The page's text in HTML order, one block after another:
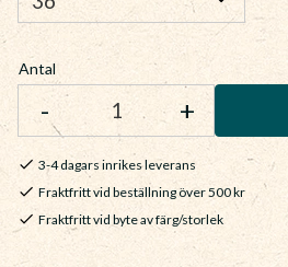
Antal
+
-
3-4 dagars inrikes leverans
Fraktfritt vid beställning över 500 kr
Fraktfritt vid byte av färg/storlek